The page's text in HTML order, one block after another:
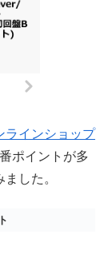
ラインショップ
ポイントが多
した。